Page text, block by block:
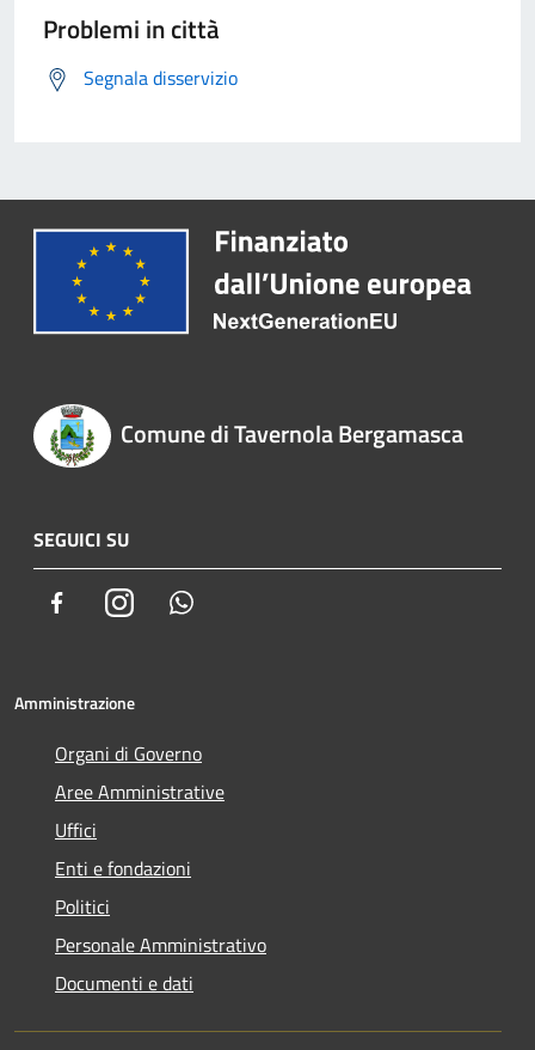
Problemi in città
Segnala disservizio
Comune di Tavernola Bergamasca
SEGUICI SU
FacebookInstagram
Amministrazione
Organi di Governo
Aree Amministrative
Uffici
Enti e fondazioni
Politici
Personale Amministrativo
Documenti e dati